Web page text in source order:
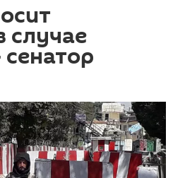
случае